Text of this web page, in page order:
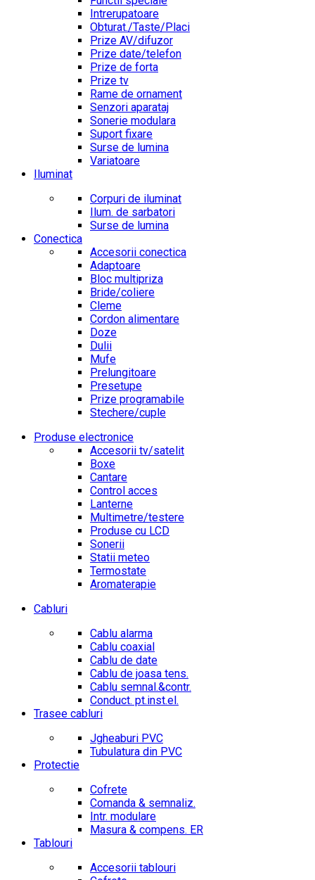
Intrerupatoare
Obturat./Taste/Placi
Prize AV/difuzor
Prize date/telefon
Prize de forta
Prize tv
Rame de ornament
Senzori aparataj
Sonerie modulara
Suport fixare
Surse de lumina
Variatoare
Iluminat
Corpuri de iluminat
Ilum. de sarbatori
Surse de lumina
Conectica
Accesorii conectica
Adaptoare
Bloc multipriza
Bride/coliere
Cleme
Cordon alimentare
Doze
Dulii
Mufe
Prelungitoare
Presetupe
Prize programabile
Stechere/cuple
Produse electronice
Accesorii tv/satelit
Boxe
Cantare
Control acces
Lanterne
Multimetre/testere
Produse cu LCD
Sonerii
Statii meteo
Termostate
Aromaterapie
Cabluri
Cablu alarma
Cablu coaxial
Cablu de date
Cablu de joasa tens.
Cablu semnal.&contr.
Conduct. pt.inst.el.
Trasee cabluri
Jgheaburi PVC
Tubulatura din PVC
Protectie
Cofrete
Comanda & semnaliz.
Intr. modulare
Masura & compens. ER
Tablouri
Accesorii tablouri